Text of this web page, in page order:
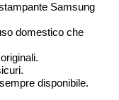
Samsung
domestico che
disponibile.